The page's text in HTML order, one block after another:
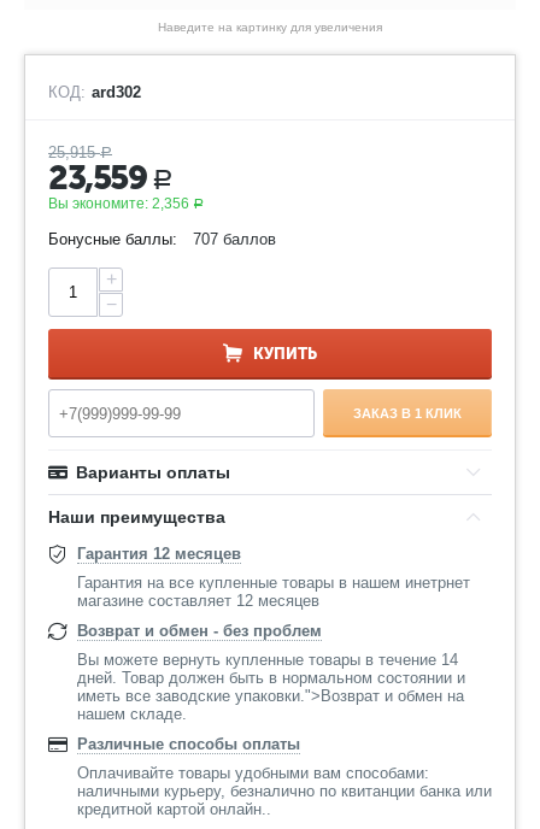
Наведите на картинку для увеличения
КОД: ard302
25,915 Р
23,559 Р
Вы экономите: 2,356 Р
Бонусные баллы: 707 баллов
+
−
КУПИТЬ
ЗАКАЗ В 1 КЛИК
Варианты оплаты
Наши преимущества
Гарантия 12 месяцев
Гарантия на все купленные товары в нашем инетрнет
магазине составляет 12 месяцев
Возврат и обмен - без проблем
Вы можете вернуть купленные товары в течение 14
дней. Товар должен быть в нормальном состоянии и
иметь все заводские упаковки.">Возврат и обмен на
нашем складе.
Различные способы оплаты
Оплачивайте товары удобными вам способами:
наличными курьеру, безналично по квитанции банка или
кредитной картой онлайн..